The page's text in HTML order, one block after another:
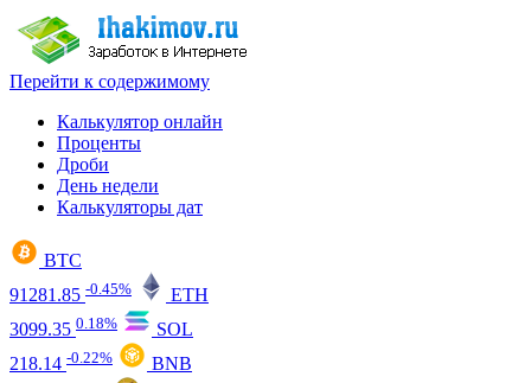
Перейти к содержимому
Калькулятор онлайн
Проценты
Дроби
День недели
Калькуляторы дат
BTC
91281.85 -0.45%
ETH
3099.35 0.18%
SOL
218.14 -0.22%
BNB